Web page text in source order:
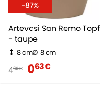
-87%
Artevasi San Remo Topf
- taupe
8 cm 8 cm
499 € 063 €